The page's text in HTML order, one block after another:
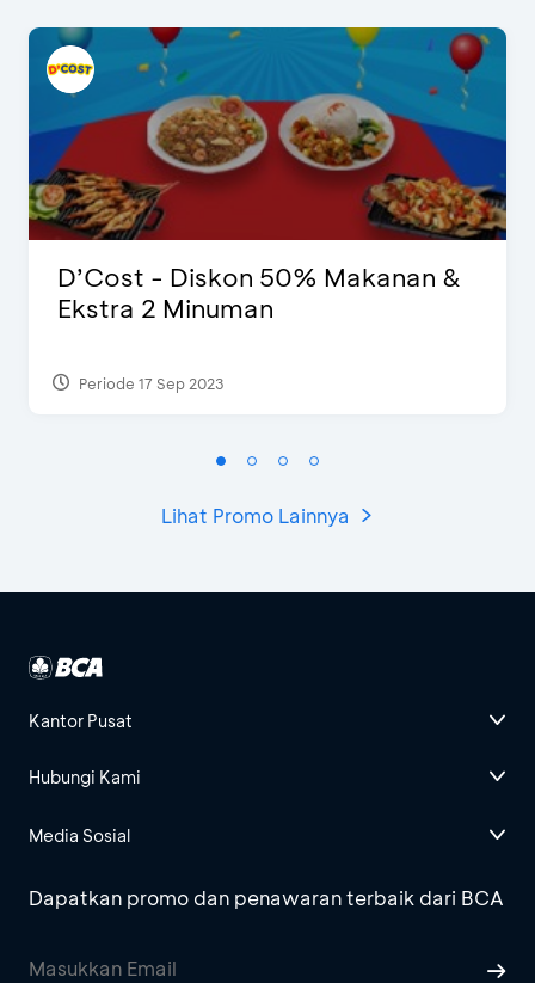
D’Cost - Diskon 50% Makanan &
Ekstra 2 Minuman
Periode 17 Sep 2023
Lihat Promo Lainnya
Kantor Pusat
Hubungi Kami
Media Sosial
Dapatkan promo dan penawaran terbaik dari BCA